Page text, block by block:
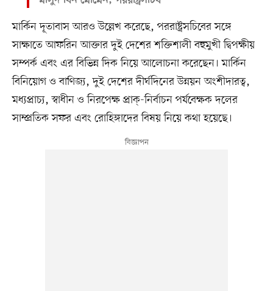
মার্কিন দূতাবাস আরও উল্লেখ করেছে, পররাষ্ট্রসচিবের সঙ্গে
সাক্ষাতে আফরিন আক্তার দুই দেশের শক্তিশালী বহুমুখী দ্বিপক্ষীয়
সম্পর্ক এবং এর বিভিন্ন দিক নিয়ে আলোচনা করেছেন। মার্কিন
বিনিয়োগ ও বাণিজ্য, দুই দেশের দীর্ঘদিনের উন্নয়ন অংশীদারত্ব,
মধ্যপ্রাচ্য, স্বাধীন ও নিরপেক্ষ প্রাক্-নির্বাচন পর্যবেক্ষক দলের
সাম্প্রতিক সফর এবং রোহিঙ্গাদের বিষয় নিয়ে কথা হয়েছে।